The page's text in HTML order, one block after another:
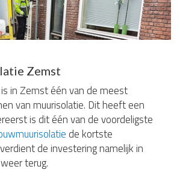
Zemst
in Zemst één van de meest
van muurisolatie. Dit heeft een
is dit één van de voordeligste
de kortste
de investering namelijk in
terug.